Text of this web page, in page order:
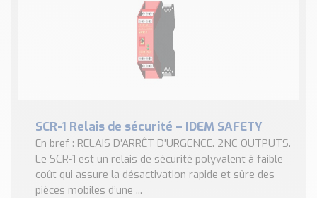
SCR-1 Relais de sécurité – IDEM SAFETY
En bref : RELAIS D’ARRÊT D’URGENCE. 2NC OUTPUTS.
Le SCR-1 est un relais de sécurité polyvalent à faible
coût qui assure la désactivation rapide et sûre des
pièces mobiles d’une ...